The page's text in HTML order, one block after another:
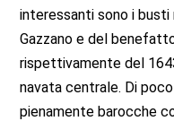
interessanti sono i
Gazzano e del
rispettivamente del
navata centrale. Di
pienamente barocche